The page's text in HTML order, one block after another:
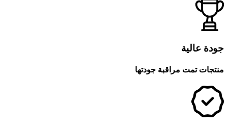
جودة عالية
منتجات تمت مراقبة جودتها